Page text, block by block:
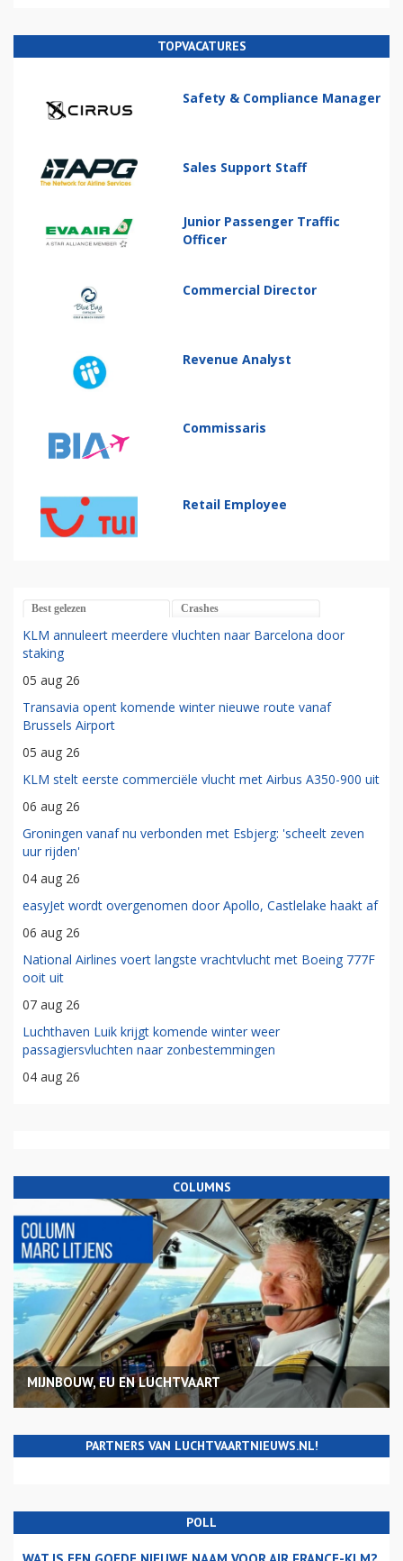
TOPVACATURES
Safety & Compliance Manager
Sales Support Staff
Junior Passenger Traffic
Officer
Commercial Director
Revenue Analyst
Commissaris
Retail Employee
Best gelezen Crashes
KLM annuleert meerdere vluchten naar Barcelona door
staking
05 aug 26
Transavia opent komende winter nieuwe route vanaf
Brussels Airport
05 aug 26
KLM stelt eerste commerciële vlucht met Airbus A350-900 uit
06 aug 26
Groningen vanaf nu verbonden met Esbjerg: 'scheelt zeven
uur rijden'
04 aug 26
easyJet wordt overgenomen door Apollo, Castlelake haakt af
06 aug 26
National Airlines voert langste vrachtvlucht met Boeing 777F
ooit uit
07 aug 26
Luchthaven Luik krijgt komende winter weer
passagiersvluchten naar zonbestemmingen
04 aug 26
COLUMNS
MIJNBOUW, EU EN LUCHTVAART
PARTNERS VAN LUCHTVAARTNIEUWS.NL!
POLL